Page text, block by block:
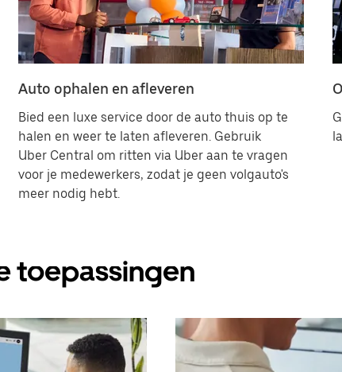
Auto ophalen en afleveren
Bied een luxe service door de auto thuis op te
halen en weer te laten afleveren. Gebruik
Uber Central om ritten via Uber aan te vragen
voor je medewerkers, zodat je geen volgauto's
meer nodig hebt.
toepassingen